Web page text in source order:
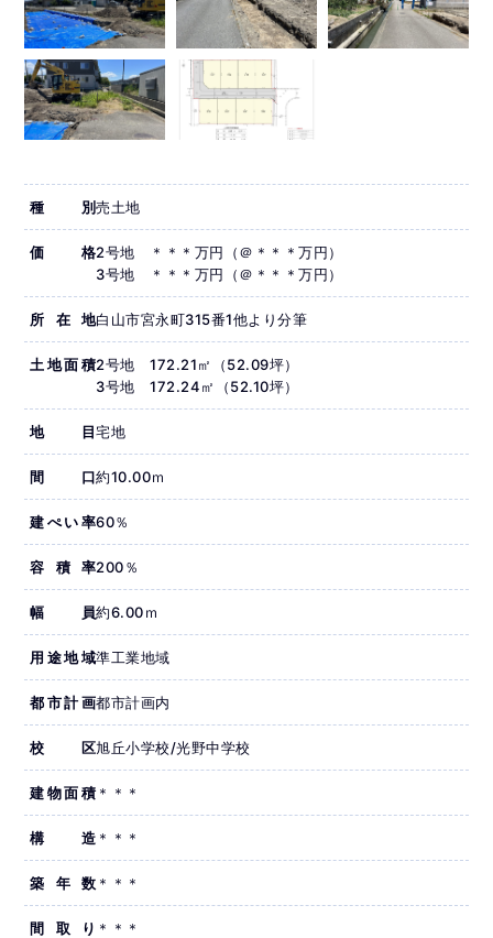
種別売土地
価格2号地 ＊＊＊万円（＠＊＊＊万円）
3号地 ＊＊＊万円（＠＊＊＊万円）
所在地白山市宮永町315番1他より分筆
土地面積2号地 172.21㎡（52.09坪）
3号地 172.24㎡（52.10坪）
地目宅地
間口約10.00ｍ
建ぺい率60％
容積率200％
幅員約6.00ｍ
用途地域準工業地域
都市計画都市計画内
校区旭丘小学校/光野中学校
建物面積＊＊＊
構造 ＊＊＊
築年数 ＊＊＊
間取り ＊＊＊